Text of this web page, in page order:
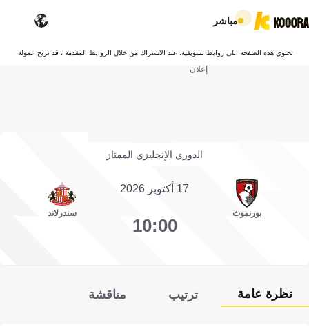
مباشر
تحتوي هذه الصفحة على روابط تسويقية. عند الاشتراك من خلال الروابط المقدمة ، قد نربح عمولة.
إعلان
الدوري الإنجليزي الممتاز
بورنموث
17 أكتوبر 2026
10:00
سندرلاند
نظرة عامة ترتيب مناقشة